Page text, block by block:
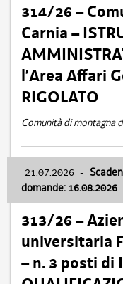
314/26 –
Carnia –
l’Area Affari
RIGOLATO
Comunità di montagna
21.07.2026 -
domande: 16.08.2026
313/26 –
universitaria
– n. 3 posti di